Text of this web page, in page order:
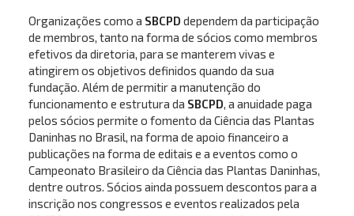
Organizações como a SBCPD dependem da participação
de membros, tanto na forma de sócios como membros
efetivos da diretoria, para se manterem vivas e
atingirem os objetivos definidos quando da sua
fundação. Além de permitir a manutenção do
funcionamento e estrutura da SBCPD, a anuidade paga
pelos sócios permite o fomento da Ciência das Plantas
Daninhas no Brasil, na forma de apoio financeiro a
publicações na forma de editais e a eventos como o
Campeonato Brasileiro da Ciência das Plantas Daninhas,
dentre outros. Sócios ainda possuem descontos para a
inscrição nos congressos e eventos realizados pela